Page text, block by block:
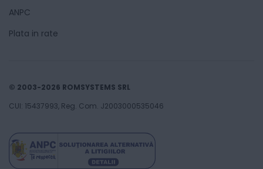
ANPC
Plata in rate
© 2003-2026 ROMSYSTEMS SRL
CUI: 15437993, Reg. Com. J2003000535046